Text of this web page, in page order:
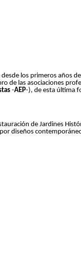
los primeros años
de las asociaciones
-AEP-), de esta última
de Jardines
diseños